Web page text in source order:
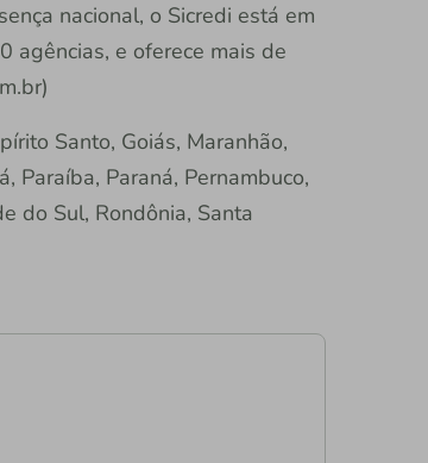
nacional, o Sicredi está em
agências, e oferece mais de
Santo, Goiás, Maranhão,
Paraíba, Paraná, Pernambuco,
do Sul, Rondônia, Santa